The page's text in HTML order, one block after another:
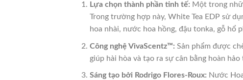
Lựa chọn thành phần tinh tế: Một trong
Trong trường hợp này, White Tea EDP sử
hoa nhài, nước hoa hồng, đậu tonka, gỗ hổ
Công nghệ VivaScentz™: Sản phẩm được
giúp hài hòa và tạo ra sự cân bằng hoàn
Sáng tạo bởi Rodrigo Flores-Roux: Nước